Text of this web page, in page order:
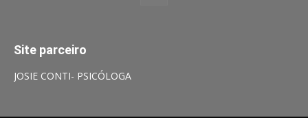
Site parceiro
JOSIE CONTI- PSICÓLOGA